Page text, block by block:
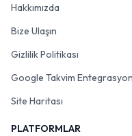
Hakkımızda
Bize Ulaşın
Gizlilik Politikası
Google Takvim
Site Haritası
PLATFORMLAR